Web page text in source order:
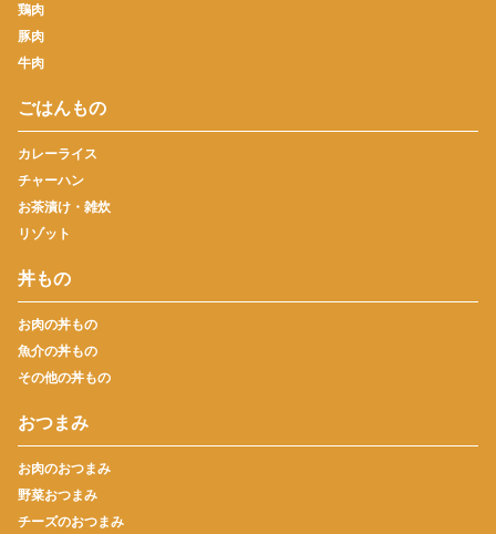
鶏肉
豚肉
牛肉
ごはんもの
カレーライス
チャーハン
お茶漬け・雑炊
リゾット
丼もの
お肉の丼もの
魚介の丼もの
その他の丼もの
おつまみ
お肉のおつまみ
野菜おつまみ
チーズのおつまみ